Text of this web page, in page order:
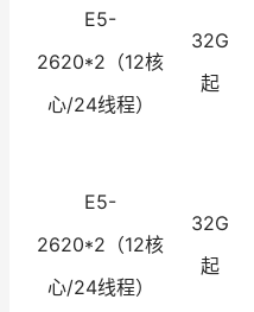
E5-
2620*2（12核
心/24线程）
32G
起
E5-
2620*2（12核
心/24线程）
32G
起